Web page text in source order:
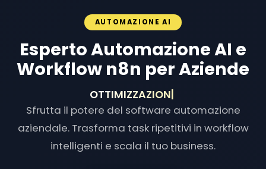
AUTOMAZIONE AI
Esperto Automazione AI e
Workflow n8n per Aziende
OTTIMIZZAZIONE FLUSSI
Sfrutta il potere del software automazione
aziendale. Trasforma task ripetitivi in workflow
intelligenti e scala il tuo business.